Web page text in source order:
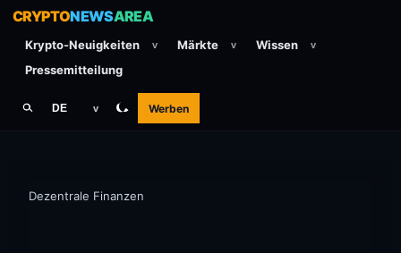
CRYPTONEWSAREA
Krypto-Neuigkeiten v Märkte v Wissen v
Pressemitteilung
DE v Werben
Dezentrale Finanzen